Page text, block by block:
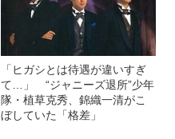
「ヒガシとは待遇が違いすぎ
て…」 “ジャニーズ退所”少年
隊・植草克秀、錦織一清がこ
ぼしていた「格差」